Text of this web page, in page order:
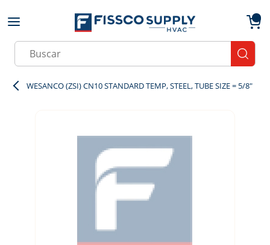
Skip to main content
Site Search
WESANCO (ZSI) CN10 STANDARD TEMP, STEEL, TUBE SIZE = 5/8"